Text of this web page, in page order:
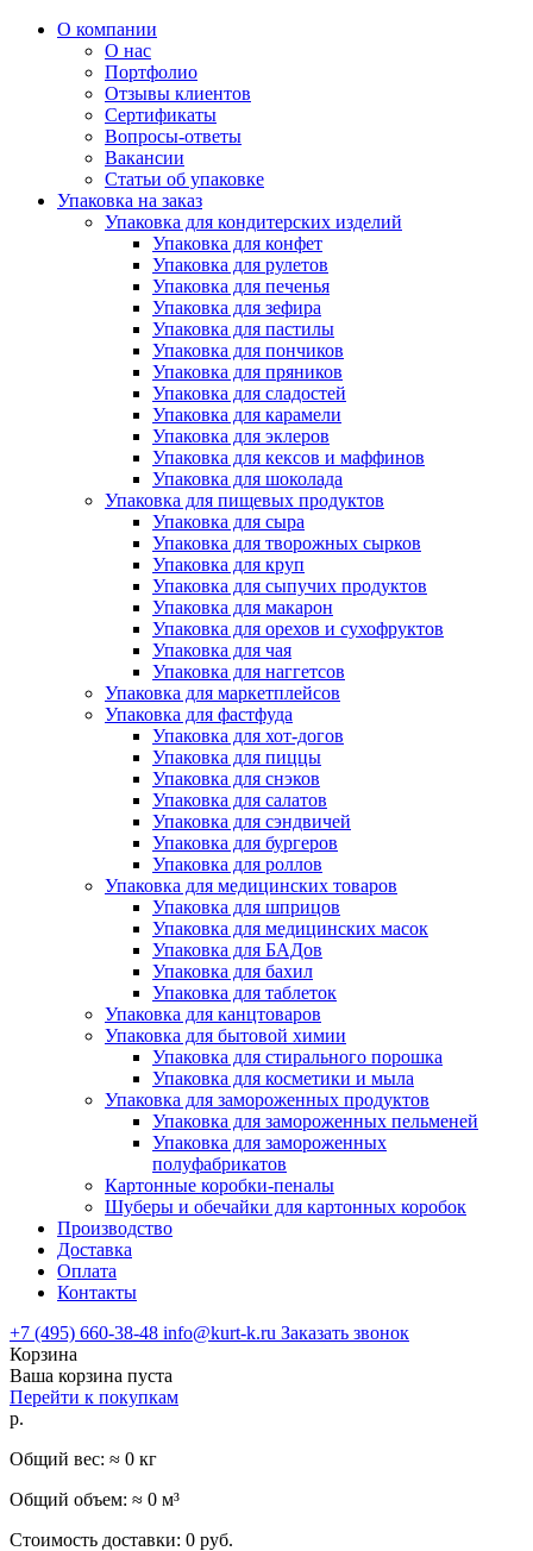
О компании
О нас
Портфолио
Отзывы клиентов
Сертификаты
Вопросы-ответы
Вакансии
Статьи об упаковке
Упаковка на заказ
Упаковка для кондитерских изделий
Упаковка для конфет
Упаковка для рулетов
Упаковка для печенья
Упаковка для зефира
Упаковка для пастилы
Упаковка для пончиков
Упаковка для пряников
Упаковка для сладостей
Упаковка для карамели
Упаковка для эклеров
Упаковка для кексов и маффинов
Упаковка для шоколада
Упаковка для пищевых продуктов
Упаковка для сыра
Упаковка для творожных сырков
Упаковка для круп
Упаковка для сыпучих продуктов
Упаковка для макарон
Упаковка для орехов и сухофруктов
Упаковка для чая
Упаковка для наггетсов
Упаковка для маркетплейсов
Упаковка для фастфуда
Упаковка для хот-догов
Упаковка для пиццы
Упаковка для снэков
Упаковка для салатов
Упаковка для сэндвичей
Упаковка для бургеров
Упаковка для роллов
Упаковка для медицинских товаров
Упаковка для шприцов
Упаковка для медицинских масок
Упаковка для БАДов
Упаковка для бахил
Упаковка для таблеток
Упаковка для канцтоваров
Упаковка для бытовой химии
Упаковка для стирального порошка
Упаковка для косметики и мыла
Упаковка для замороженных продуктов
Упаковка для замороженных пельменей
Упаковка для замороженных
полуфабрикатов
Картонные коробки-пеналы
Шуберы и обечайки для картонных коробок
Производство
Доставка
Оплата
Контакты
+7 (495) 660-38-48 info@kurt-k.ru Заказать звонок
Корзина
Ваша корзина пуста
Перейти к покупкам
р.
Общий вес: ≈ 0 кг
Общий объем: ≈ 0 м³
Стоимость доставки: 0 руб.